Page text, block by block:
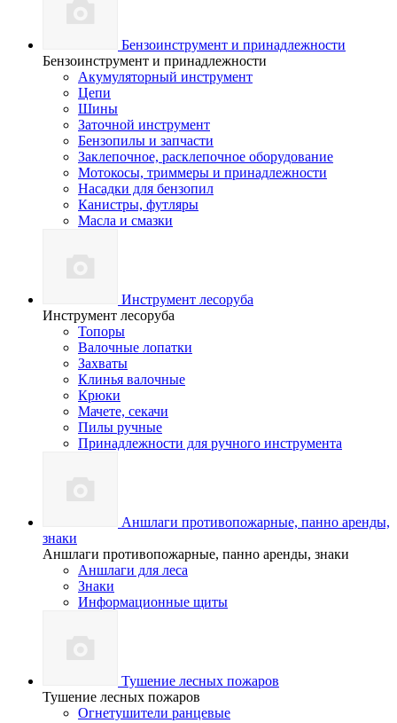
Бензоинструмент и принадлежности
Бензоинструмент и принадлежности
Акумуляторный инструмент
Цепи
Шины
Заточной инструмент
Бензопилы и запчасти
Заклепочное, расклепочное оборудование
Мотокосы, триммеры и принадлежности
Насадки для бензопил
Канистры, футляры
Масла и смазки
Инструмент лесоруба
Инструмент лесоруба
Топоры
Валочные лопатки
Захваты
Клинья валочные
Крюки
Мачете, секачи
Пилы ручные
Принадлежности для ручного инструмента
Аншлаги противопожарные, панно аренды,
знаки
Аншлаги противопожарные, панно аренды, знаки
Аншлаги для леса
Знаки
Информационные щиты
Тушение лесных пожаров
Тушение лесных пожаров
Огнетушители ранцевые